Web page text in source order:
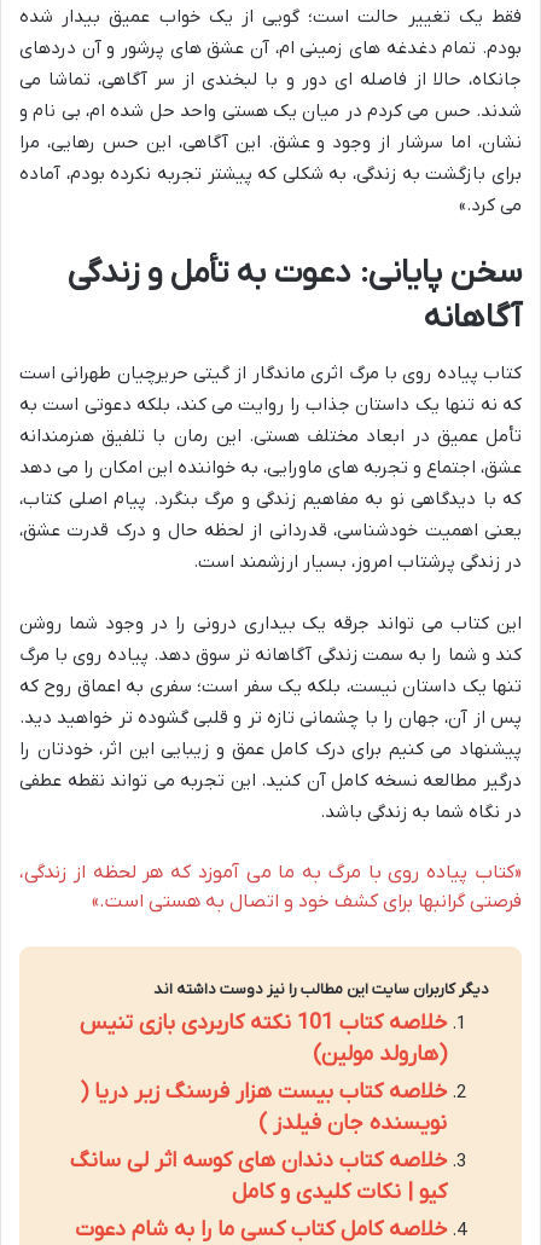
فقط یک تغییر حالت است؛ گویی از یک خواب عمیق بیدار شده
بودم. تمام دغدغه های زمینی ام، آن عشق های پرشور و آن دردهای
جانکاه، حالا از فاصله ای دور و با لبخندی از سر آگاهی، تماشا می
شدند. حس می کردم در میان یک هستی واحد حل شده ام، بی نام و
نشان، اما سرشار از وجود و عشق. این آگاهی، این حس رهایی، مرا
برای بازگشت به زندگی، به شکلی که پیشتر تجربه نکرده بودم، آماده
می کرد.»
سخن پایانی: دعوت به تأمل و زندگی
آگاهانه
کتاب پیاده روی با مرگ اثری ماندگار از گیتی حریرچیان طهرانی است
که نه تنها یک داستان جذاب را روایت می کند، بلکه دعوتی است به
تأمل عمیق در ابعاد مختلف هستی. این رمان با تلفیق هنرمندانه
عشق، اجتماع و تجربه های ماورایی، به خواننده این امکان را می دهد
که با دیدگاهی نو به مفاهیم زندگی و مرگ بنگرد. پیام اصلی کتاب،
یعنی اهمیت خودشناسی، قدردانی از لحظه حال و درک قدرت عشق،
در زندگی پرشتاب امروز، بسیار ارزشمند است.
این کتاب می تواند جرقه یک بیداری درونی را در وجود شما روشن
کند و شما را به سمت زندگی آگاهانه تر سوق دهد. پیاده روی با مرگ
تنها یک داستان نیست، بلکه یک سفر است؛ سفری به اعماق روح که
پس از آن، جهان را با چشمانی تازه تر و قلبی گشوده تر خواهید دید.
پیشنهاد می کنیم برای درک کامل عمق و زیبایی این اثر، خودتان را
درگیر مطالعه نسخه کامل آن کنید. این تجربه می تواند نقطه عطفی
در نگاه شما به زندگی باشد.
«کتاب پیاده روی با مرگ به ما می آموزد که هر لحظه از زندگی،
فرصتی گرانبها برای کشف خود و اتصال به هستی است.»
دیگر کاربران سایت این مطالب را نیز دوست داشته اند
خلاصه کتاب 101 نکته کاربردی بازی تنیس
(هارولد مولین)
خلاصه کتاب بیست هزار فرسنگ زیر دریا (
نویسنده جان فیلدز )
خلاصه کتاب دندان های کوسه اثر لی سانگ
کیو | نکات کلیدی و کامل
خلاصه کامل کتاب کسی ما را به شام دعوت